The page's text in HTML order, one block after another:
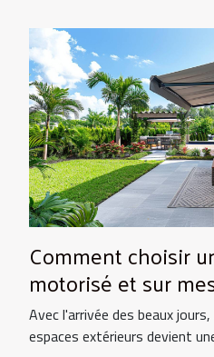
Comment choisir
motorisé et sur
maison
Avec l'arrivée des beaux
espaces extérieurs devient